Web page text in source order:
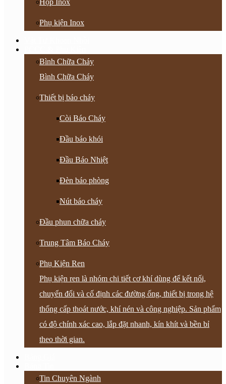
Hộp Inox
Phụ kiện Inox
Bình Chữa Cháy
Bình Chữa Cháy
Thiết bị báo cháy
Còi Báo Cháy
Đầu báo khói
Đầu Báo Nhiệt
Đèn báo phòng
Nút báo cháy
Đầu phun chữa cháy
Trung Tâm Báo Cháy
Phụ Kiện Ren
Phụ kiện ren là nhóm chi tiết cơ khí dùng để kết nối,
chuyển đổi và cố định các đường ống, thiết bị trong hệ
thống cấp thoát nước, khí nén và công nghiệp. Sản phẩm
có độ chính xác cao, lắp đặt nhanh, kín khít và bền bỉ
theo thời gian.
Tin Chuyên Ngành